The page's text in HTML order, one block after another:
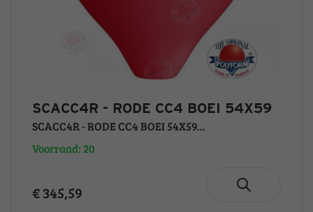
SCACC4R - RODE CC4 BOEI 54X59
SCACC4R - RODE CC4 BOEI 54X59...
Voorraad: 20
€ 345,59